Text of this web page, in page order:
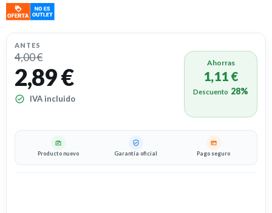
ANTES
4,00 €
2,89 €
IVA incluido
Ahorras
1,11 €
Descuento 28%
Producto nuevo Garantía oficial Pago seguro